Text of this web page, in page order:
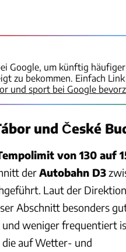
Google, um künftig
zu bekommen. Einfach
und sport bei Google
und České
von 130 auf
derAutobahn D3
Laut der
Abschnitt besonders
weniger frequentiert
die auf Wetter- und